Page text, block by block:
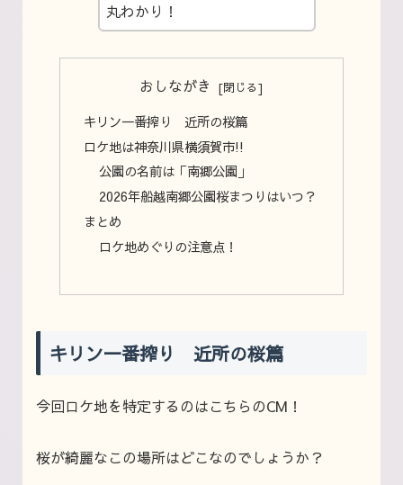
丸わかり！
おしながき
キリン一番搾り 近所の桜篇
ロケ地は神奈川県横須賀市!!
公園の名前は「南郷公園」
2026年船越南郷公園桜まつりはいつ？
まとめ
ロケ地めぐりの注意点！
キリン一番搾り 近所の桜篇
今回ロケ地を特定するのはこちらのCM！
桜が綺麗なこの場所はどこなのでしょうか？